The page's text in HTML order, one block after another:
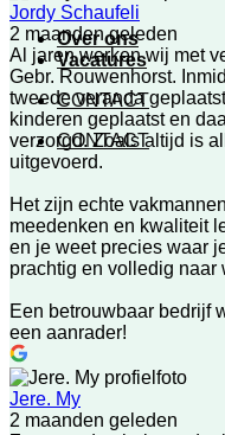
Over ons
Vacatures
CONTACT
CONTACT
Jordy Schaufeli
2 maanden geleden
Al jaren werken wij met
Gebr. Rouwenhorst.
tweede veranda
kinderen geplaatst en
verzorgd. Zoals altijd is
uitgevoerd.
Het zijn echte
meedenken en kwaliteit
en je weet precies waar
prachtig en volledig naar
Een betrouwbaar bedrijf
een aanrader!
Jere. My
2 maanden geleden